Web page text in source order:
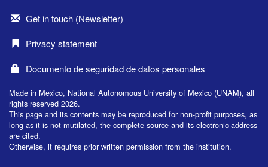
Get in touch (Newsletter)
Privacy statement
Documento de seguridad de datos personales
Made in Mexico, National Autonomous University of Mexico (UNAM), all
rights reserved 2026.
This page and its contents may be reproduced for non-profit purposes, as
long as it is not mutilated, the complete source and its electronic address
are cited.
Otherwise, it requires prior written permission from the institution.